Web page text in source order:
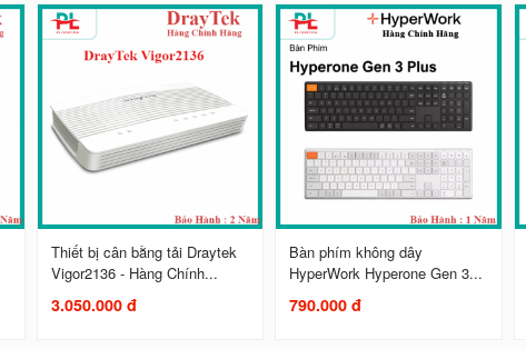
Thiết bị cân bằng tải Draytek
Vigor2136 - Hàng Chính...
3.050.000 đ
Bàn phím không dây
HyperWork Hyperone Gen 3...
790.000 đ